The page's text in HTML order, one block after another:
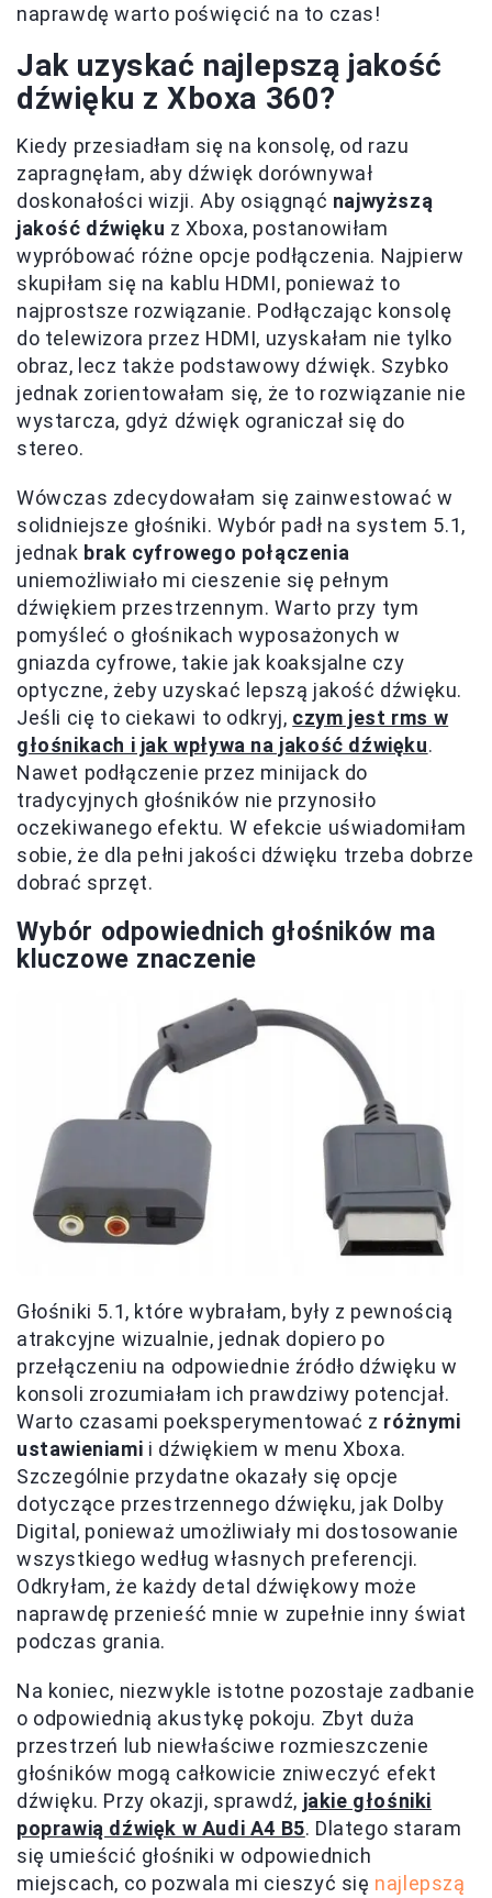
naprawdę warto poświęcić na to czas!
Jak uzyskać najlepszą jakość
dźwięku z Xboxa 360?
Kiedy przesiadłam się na konsolę, od razu
zapragnęłam, aby dźwięk dorównywał
doskonałości wizji. Aby osiągnąć najwyższą
jakość dźwięku z Xboxa, postanowiłam
wypróbować różne opcje podłączenia. Najpierw
skupiłam się na kablu HDMI, ponieważ to
najprostsze rozwiązanie. Podłączając konsolę
do telewizora przez HDMI, uzyskałam nie tylko
obraz, lecz także podstawowy dźwięk. Szybko
jednak zorientowałam się, że to rozwiązanie nie
wystarcza, gdyż dźwięk ograniczał się do
stereo.
Wówczas zdecydowałam się zainwestować w
solidniejsze głośniki. Wybór padł na system 5.1,
jednak brak cyfrowego połączenia
uniemożliwiało mi cieszenie się pełnym
dźwiękiem przestrzennym. Warto przy tym
pomyśleć o głośnikach wyposażonych w
gniazda cyfrowe, takie jak koaksjalne czy
optyczne, żeby uzyskać lepszą jakość dźwięku.
Jeśli cię to ciekawi to odkryj, czym jest rms w
głośnikach i jak wpływa na jakość dźwięku.
Nawet podłączenie przez minijack do
tradycyjnych głośników nie przynosiło
oczekiwanego efektu. W efekcie uświadomiłam
sobie, że dla pełni jakości dźwięku trzeba dobrze
dobrać sprzęt.
Wybór odpowiednich głośników ma
kluczowe znaczenie
Głośniki 5.1, które wybrałam, były z pewnością
atrakcyjne wizualnie, jednak dopiero po
przełączeniu na odpowiednie źródło dźwięku w
konsoli zrozumiałam ich prawdziwy potencjał.
Warto czasami poeksperymentować z różnymi
ustawieniami i dźwiękiem w menu Xboxa.
Szczególnie przydatne okazały się opcje
dotyczące przestrzennego dźwięku, jak Dolby
Digital, ponieważ umożliwiały mi dostosowanie
wszystkiego według własnych preferencji.
Odkryłam, że każdy detal dźwiękowy może
naprawdę przenieść mnie w zupełnie inny świat
podczas grania.
Na koniec, niezwykle istotne pozostaje zadbanie
o odpowiednią akustykę pokoju. Zbyt duża
przestrzeń lub niewłaściwe rozmieszczenie
głośników mogą całkowicie zniweczyć efekt
dźwięku. Przy okazji, sprawdź, jakie głośniki
poprawią dźwięk w Audi A4 B5. Dlatego staram
się umieścić głośniki w odpowiednich
miejscach, co pozwala mi cieszyć się najlepszą